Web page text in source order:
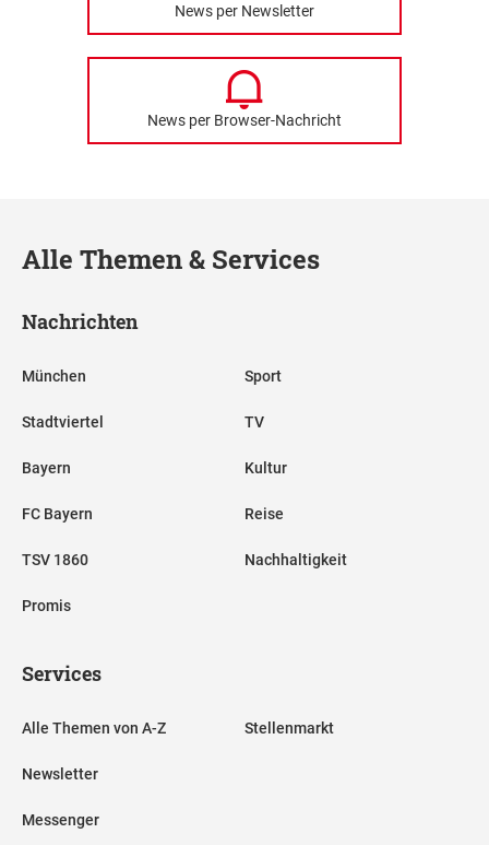
News per Newsletter
News per Browser-Nachricht
Alle Themen & Services
Nachrichten
München
Stadtviertel
Bayern
FC Bayern
TSV 1860
Promis
Sport
TV
Kultur
Reise
Nachhaltigkeit
Services
Alle Themen von A-Z
Newsletter
Messenger
Stellenmarkt